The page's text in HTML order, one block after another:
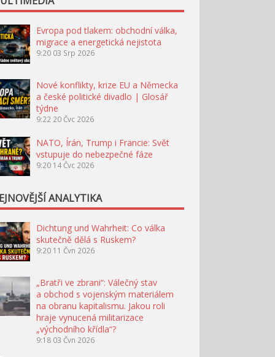
Evropa pod tlakem: obchodní válka,
migrace a energetická nejistota
9:20 03 Srp 2026
Nové konflikty, krize EU a Německa
a české politické divadlo | Glosář
týdne
9:22 20 Čvc 2026
NATO, Írán, Trump i Francie: Svět
vstupuje do nebezpečné fáze
9:20 14 Čvc 2026
ANALYTIKA
Dichtung und Wahrheit: Co válka
skutečně dělá s Ruskem?
9:20 11 Čvn 2026
„Bratři ve zbrani“: Válečný stav
a obchod s vojenským materiálem
na obranu kapitalismu. Jakou roli
hraje vynucená militarizace
„východního křídla“?
9:18 03 Čvn 2026